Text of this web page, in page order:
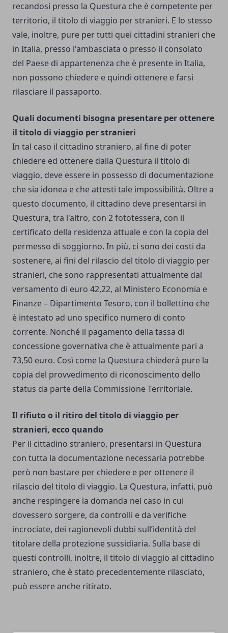
recandosi presso la Questura che è competente per
territorio, il titolo di viaggio per stranieri. E lo stesso
vale, inoltre, pure per tutti quei cittadini stranieri che
in Italia, presso l'ambasciata o presso il consolato
del Paese di appartenenza che è presente in Italia,
non possono chiedere e quindi ottenere e farsi
rilasciare il passaporto.
Quali documenti bisogna presentare per ottenere
il titolo di viaggio per stranieri
In tal caso il cittadino straniero, al fine di poter
chiedere ed ottenere dalla Questura il titolo di
viaggio, deve essere in possesso di documentazione
che sia idonea e che attesti tale impossibilità. Oltre a
questo documento, il cittadino deve presentarsi in
Questura, tra l'altro, con 2 fototessera, con il
certificato della residenza attuale e con la copia del
permesso di soggiorno. In più, ci sono dei costi da
sostenere, ai fini del rilascio del titolo di viaggio per
stranieri, che sono rappresentati attualmente dal
versamento di euro 42,22, al Ministero Economia e
Finanze – Dipartimento Tesoro, con il bollettino che
è intestato ad uno specifico numero di conto
corrente. Nonché il pagamento della tassa di
concessione governativa che è attualmente pari a
73,50 euro. Così come la Questura chiederà pure la
copia del provvedimento di riconoscimento dello
status da parte della Commissione Territoriale.
Il rifiuto o il ritiro del titolo di viaggio per
stranieri, ecco quando
Per il cittadino straniero, presentarsi in Questura
con tutta la documentazione necessaria potrebbe
però non bastare per chiedere e per ottenere il
rilascio del titolo di viaggio. La Questura, infatti, può
anche respingere la domanda nel caso in cui
dovessero sorgere, da controlli e da verifiche
incrociate, dei ragionevoli dubbi sull’identità del
titolare della protezione sussidiaria. Sulla base di
questi controlli, inoltre, il titolo di viaggio al cittadino
straniero, che è stato precedentemente rilasciato,
può essere anche ritirato.